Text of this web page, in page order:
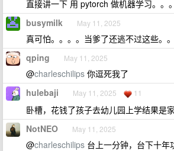
直接讲一下 用 pytorch 做机器学习。。。
busymilk May 11, 2025
真可怕。。。。当爹了还逃不过这些。。
qping May 11, 2025
@charleschilips 你逗死我了
hulebaji May 11, 2025 11
卧槽，花钱了孩子去幼儿园上学结果是
NotNEO May 11, 2025
@charleschilips 台上一分钟，台下十年